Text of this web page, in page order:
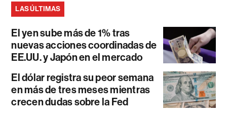
LAS ÚLTIMAS
El yen sube más de 1% tras
nuevas acciones coordinadas de
EE.UU. y Japón en el mercado
El dólar registra su peor semana
en más de tres meses mientras
crecen dudas sobre la Fed